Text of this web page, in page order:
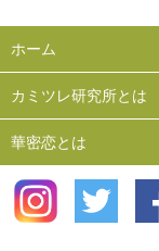
ホーム
カミツレ研究所とは
華密恋とは